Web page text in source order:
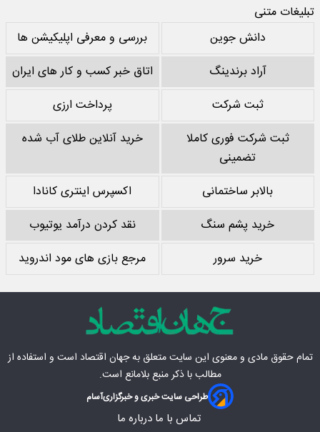
تبلیغات متنی
دانش جوین
بررسی و معرفی اپلیکیشن ها
آراد برندینگ
اتاق خبر کسب و کار های ایران
ثبت شرکت
پرداخت ارزی
ثبت شرکت فوری کاملا
تضمینی
خرید آنلاین طلای آب شده
بالابر ساختمانی
اکسپرس اینتری کانادا
خرید پشم سنگ
نقد کردن درآمد یوتیوب
خرید سرور
مرجع بازی های مود اندروید
تمام حقوق مادی‌ و معنوی این سایت متعلق بهجهان اقتصاد است و استفاده از
مطالب با ذکر منبع بلامانع است.
طراحی سایت خبری و خبرگزاریآسام
تماس با ما درباره ما